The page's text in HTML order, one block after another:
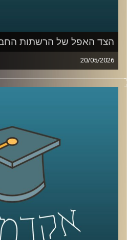
שנמצאת בחזית של שילוב
עבודה קלינית יומיומית בקבלת
קרדיט תמונות:AudioVersity
הצד האפל של הרשתות
20/05/2026
בשנים האחרונות, הרשתות
שמקשרת בין אנשים בעיקר לדבר
שמירה על קשר עם חברים, מציאת
שליליים, אנחנו נחשפים לדברים
יכולים לפתח הפרעות אכילה או
את הנזקים הפוטנציאלים קשה
אז מה אפשר לעשות?
כדי לענות על השאלה הזו הצטרף
ראש ההתמחות השיווקית בביה"ס